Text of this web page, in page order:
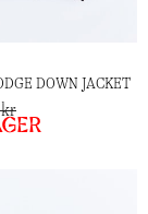
DOWN JACKET
kr